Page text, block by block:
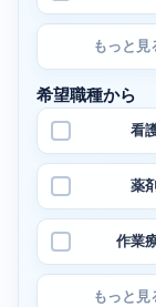
もっと見
希望職種から
看
薬
作業
もっと見